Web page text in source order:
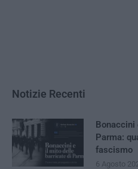
Notizie Recenti
Bonaccini
Parma:
fascismo
6 Agosto